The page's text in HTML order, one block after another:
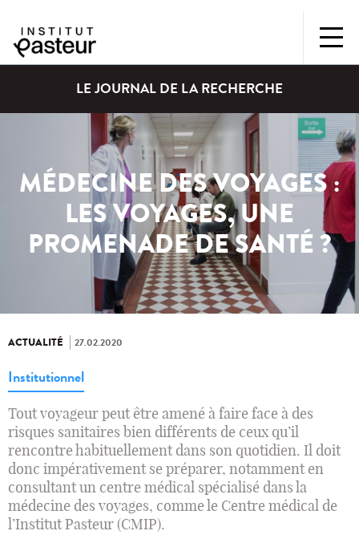
LE JOURNAL DE LA RECHERCHE
MÉDECINE DES VOYAGES :
LES VOYAGES, UNE
PROMENADE DE SANTÉ ?
ACTUALITÉ 27.02.2020
Institutionnel
Tout voyageur peut être amené à faire face à des
risques sanitaires bien différents de ceux qu’il
rencontre habituellement dans son quotidien. Il doit
donc impérativement se préparer, notamment en
consultant un centre médical spécialisé dans la
médecine des voyages, comme le Centre médical de
l’Institut Pasteur (CMIP).